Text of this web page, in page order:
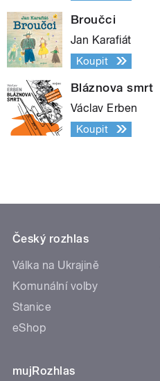
Broučci
Jan Karafiát
Koupit
Bláznova smrt
Václav Erben
Koupit
Český rozhlas
Válka na Ukrajině
Komunální volby
Stanice
eShop
mujRozhlas